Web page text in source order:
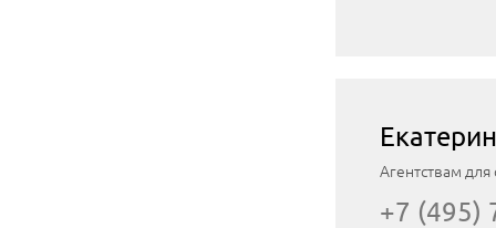
Агентствам для
+7 (495)